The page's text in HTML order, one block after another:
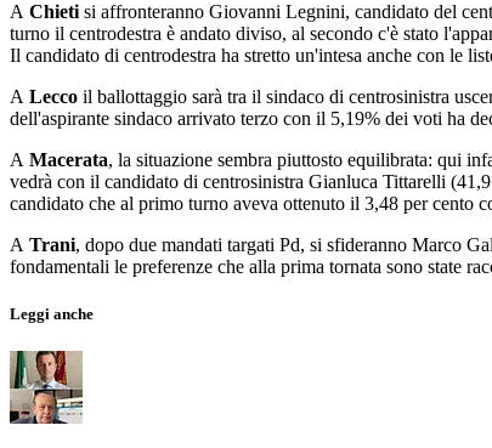
A Chieti si affronteranno Giovanni Legnini, candidato del
turno il centrodestra è andato diviso, al secondo c'è stato
Il candidato di centrodestra ha stretto un'intesa anche con le
A Lecco il ballottaggio sarà tra il sindaco di centrosinistra
dell'aspirante sindaco arrivato terzo con il 5,19% dei voti ha
A Macerata, la situazione sembra piuttosto equilibrata: qui
vedrà con il candidato di centrosinistra Gianluca Tittarelli
candidato che al primo turno aveva ottenuto il 3,48 per cento
A Trani, dopo due mandati targati Pd, si sfideranno Marco
fondamentali le preferenze che alla prima tornata sono state
Leggi anche